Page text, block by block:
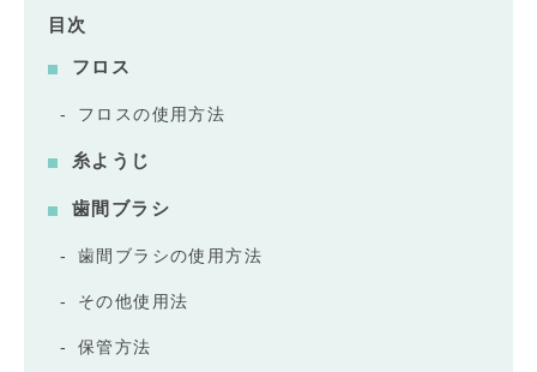
目次
フロス
フロスの使用方法
糸ようじ
歯間ブラシ
歯間ブラシの使用方法
その他使用法
保管方法